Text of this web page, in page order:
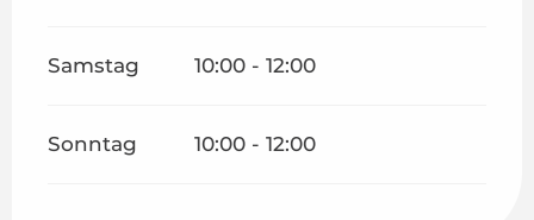
Samstag 10:00 - 12:00
Sonntag 10:00 - 12:00